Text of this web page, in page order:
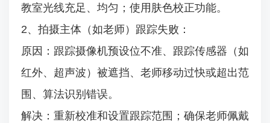
教室光线充足、均匀；使用肤色校正功能。
2、拍摄主体（如老师）跟踪失败：
原因：跟踪摄像机预设位不准、跟踪传感器（如
红外、超声波）被遮挡、老师移动过快或超出范
围、算法识别错误。
解决：重新校准和设置跟踪范围；确保老师佩戴